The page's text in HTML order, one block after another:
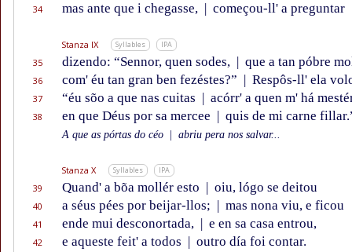
34 mas ante que i chegasse, | começou-ll' a preguntar
Stanza IX Syllables IPA
35 dizendo: “Sennor, quen sodes, | que a tan póbre
36 com' éu tan gran ben fezéstes?” | Respôs-ll' ela
37 “éu sõo a que nas cuitas | acórr' a quen m' há
38 en que Déus por sa mercee | quis de mi carne
A que as pórtas do céo abriu pera nos salvar...
Stanza X Syllables IPA
39 Quand' a bõa mollér esto | oiu, lógo se deitou
40 a séus pées por beijar-llos; | mas nona viu, e ficou
41 ende mui desconortada, | e en sa casa entrou,
42 e aqueste feit' a todos | outro día foi contar.